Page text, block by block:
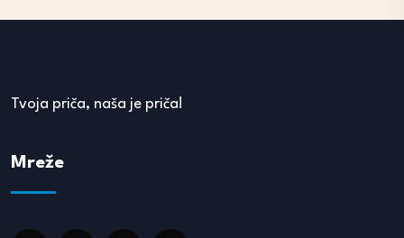
Tvoja priča, naša je priča!
Mreže